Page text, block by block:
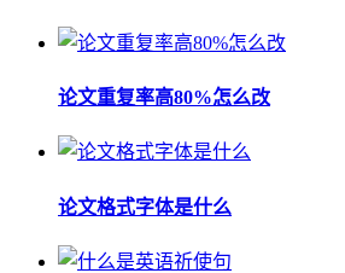
论文重复率高80%怎么改
论文格式字体是什么